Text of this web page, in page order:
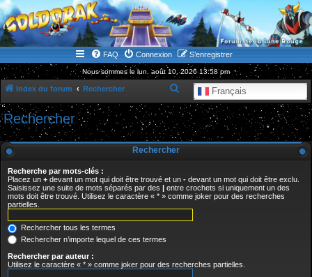
WWW.GOLDORAKGO.COM
le site de la Lune Rouge
FAQ Connexion S’enregistrer
Nous sommes le lun. août 10, 2026 13:58 pm
Index du forum Rechercher Français
e
c
h
c
e
Rechercher
Rechercher
Recherche par mots-clés :
Placez un + devant un mot qui doit être trouvé et un - devant un mot qui doit être exclu.
Saisissez une suite de mots séparés par des | entre crochets si uniquement un des
mots doit être trouvé. Utilisez le caractère « * » comme joker pour des recherches
partielles.
Rechercher tous les termes
Rechercher n’importe lequel de ces termes
Rechercher par auteur :
Utilisez le caractère « * » comme joker pour des recherches partielles.